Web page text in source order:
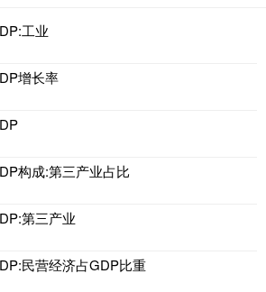
工业
增长率
构成:第三产业占比
第三产业
民营经济占GDP比重